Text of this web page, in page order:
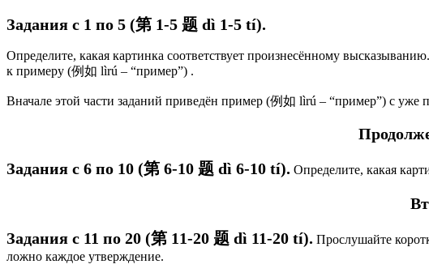
Задания с 1 по 5 (第 1-5 题 dì 1-5 tí).
Определите, какая картинка соответствует произнесённому
к примеру (例如 lìrú – “пример”) .
Вначале этой части заданий приведён пример (例如 lìrú – “пример”) с уже
Задания с 6 по 10 (第 6-10 题 dì 6-10 tí). Определите, какая
Задания с 11 по 20 (第 11-20 题 dì 11-20 tí). Прослушайте
ложно каждое утверждение.